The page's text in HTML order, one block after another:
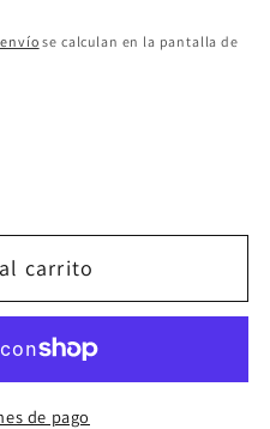
se calculan en la pantalla de
carrito
de pago